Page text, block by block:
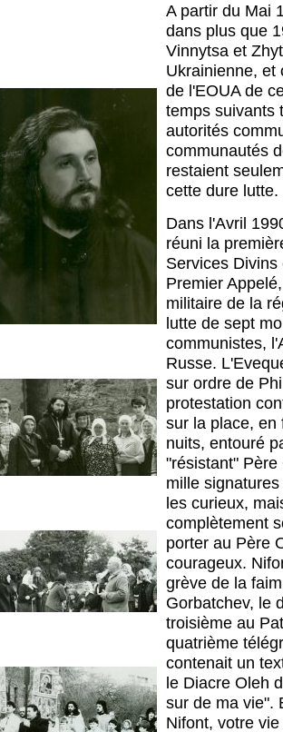
A partir du Mai
dans plus que
Vinnytsa et
Ukrainienne, et
de l'EOUA de
temps suivants
autorités
communautés
restaient
cette dure lutte.
Dans l'Avril
réuni la
Services
Premier
militaire de la
lutte de sept
communistes,
Russe.
sur ordre de
protestation
sur la place, en
nuits, entouré
"résistant"
mille
les curieux,
complètement
porter au Père
courageux.
grève de la
Gorbatchev, le
troisième au
quatrième
contenait un
le Diacre Oleh
sur de ma vie".
Nifont, votre